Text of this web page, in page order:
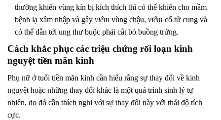
thường khiến vùng kín bị kích thích thì có thể khiến cho mầm
bệnh lạ xâm nhập và gây viêm vùng chậu, viêm cổ tử cung và
có thể dẫn tới ung thư buộc phải cắt bỏ buồng trứng.
Cách khắc phục các triệu chứng rối loạn kinh
nguyệt tiền mãn kinh
Phụ nữ ở tuổi tiền mãn kinh cần hiểu rằng sự thay đổi về kinh
nguyệt hoặc những thay đổi khác là một quá trình sinh lý tự
nhiên, do đó cần thích nghi với sự thay đổi này với thái độ tích
cực.